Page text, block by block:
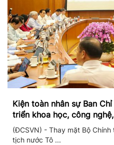
Kiện toàn nhân sự Ban
triển khoa học, công
chuyển đổi số
(ĐCSVN) - Thay mặt Bộ
tịch nước Tô ...